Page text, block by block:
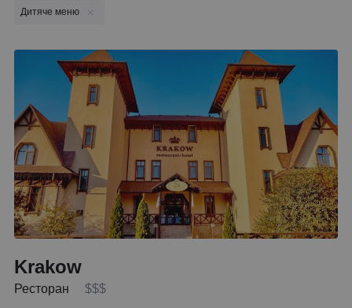
Дитяче меню
Krakow
Ресторан $$$